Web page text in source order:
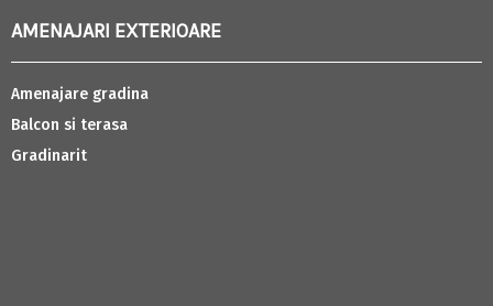
AMENAJARI EXTERIOARE
Amenajare gradina
Balcon si terasa
Gradinarit